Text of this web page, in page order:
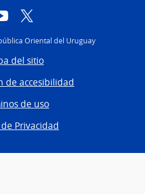
YouTube
Oriental del Uruguay
del sitio
de accesibilidad
de uso
Privacidad